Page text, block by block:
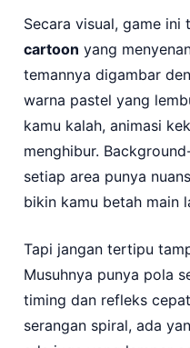
Secara visual, game ini
cartoon yang
temannya digambar
warna pastel yang
kamu kalah, animasi
menghibur.
setiap area punya
bikin kamu betah main
Tapi jangan tertipu
Musuhnya punya pola
timing dan refleks
serangan spiral, ada